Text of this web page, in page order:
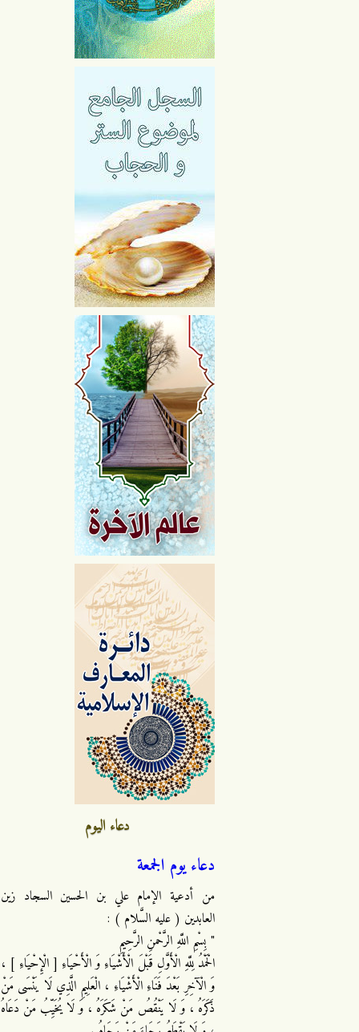
دعاء اليوم
دعاء يوم الجمعة
من أدعية الإمام علي بن الحسين السجاد زين
العابدين ( عليه السَّلام ) :
" بِسْمِ اللَّهِ الرَّحْمنِ الرَّحِيمِ
الْحَمْدُ لِلَّهِ الْأَوَّلِ قَبْلَ الْأَشْيَاءِ وَ الْأَحْيَاءِ [ الْإِحْيَاءِ ] ،
وَ الْآخِرِ بَعْدَ فَنَاءِ الْأَشْيَاءِ ، الْعَلِيمِ الَّذِي لَا يَنْسَى مَنْ
ذَكَرَهُ ، وَ لَا يَنْقُصُ مَنْ شَكَرَهُ ، وَ لَا يُخَيِّبُ مَنْ دَعَاهُ